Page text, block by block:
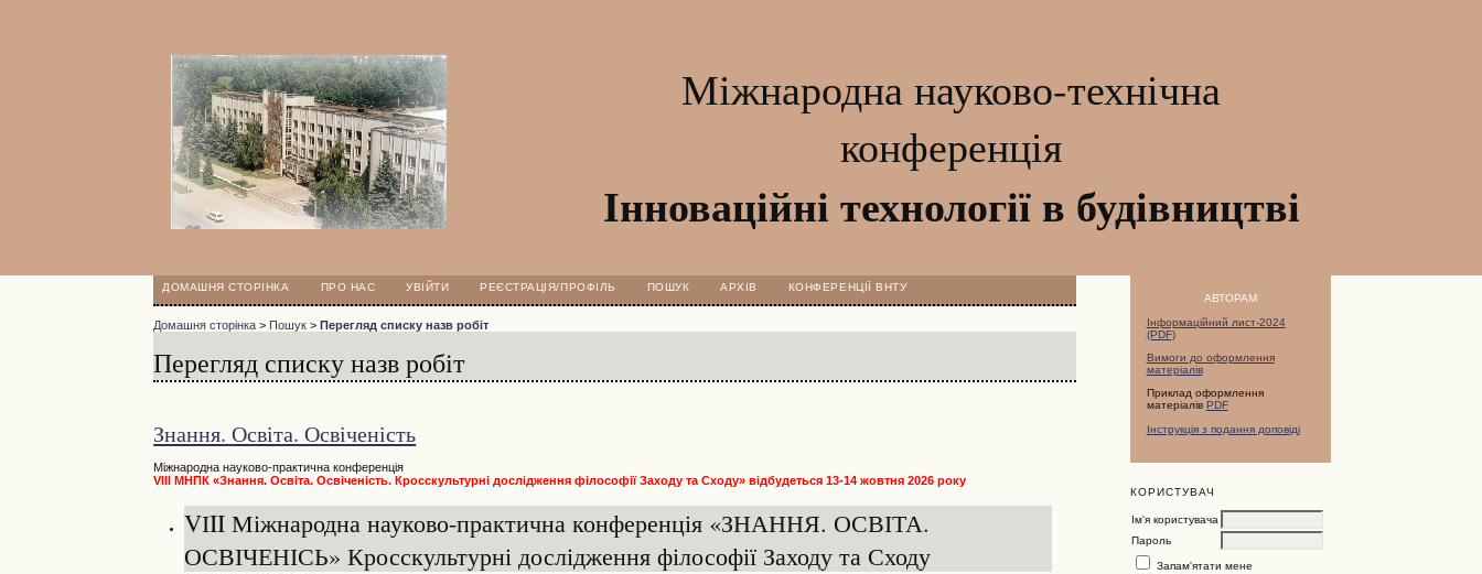
Міжнародна науково-технічна
конференція
Інноваційні технології в будівництві
АВТОРАМ
Інформаційний лист-2024
(PDF)
Вимоги до оформлення
матеріалів
Приклад оформлення
матеріалів PDF
Iнструкція з подання доповіді
КОРИСТУВАЧ
Ім'я користувача
Пароль
Запам'ятати мене
ДОМАШНЯ СТОРІНКА ПРО НАС УВІЙТИ РЕЄСТРАЦІЯ/ПРОФІЛЬ ПОШУК АРХІВ КОНФЕРЕНЦІЇ ВНТУ
Домашня сторінка > Пошук > Перегляд списку назв робіт
Перегляд списку назв робіт
Знання. Освіта. Освіченість
Міжнародна науково-практична конференція
VIII МНПК «Знання. Освіта. Освіченість. Кросскультурні дослідження філософії Заходу та Сходу»відбудеться 13-14 жовтня 2026 року
VІII Міжнародна науково-практична конференція «ЗНАННЯ. ОСВІТА.
ОСВІЧЕНІСЬ» Кросскультурні дослідження філософії Заходу та Сходу